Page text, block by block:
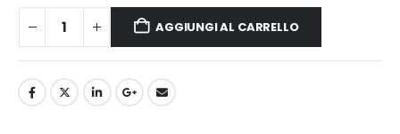
AGGIUNGI AL CARRELLO